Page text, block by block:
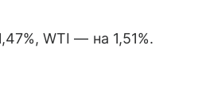
WTI — на 1,51%.